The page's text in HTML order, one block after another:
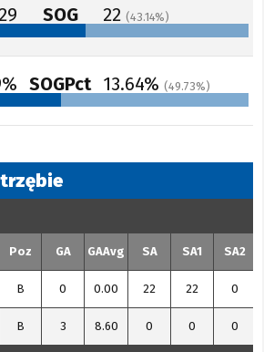
29 SOG 22 43.14
SOGPct 13.64% 49.73
Poz GA GAAvg SA SA1 SA2
B 0 0.00 22 22 0
B 3 8.60 0 0 0